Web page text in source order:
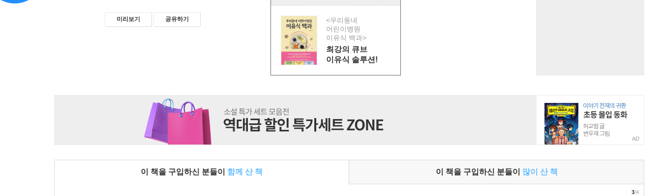
미리보기 공유하기
<우리동네
어린이병원
이유식 백과>
최강의 큐브
이유식 솔루션!
AD
이 책을 구입하신 분들이 함께 산 책 이 책을 구입하신 분들이 많이 산 책
3/4